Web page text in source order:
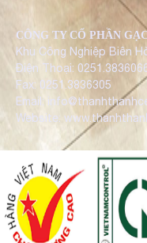
CÔNG TY CỔ PHẦN
Khu Công Nghiệp Biên
Điện Thoại:
Fax: 0251.3836305
Email:
Website: